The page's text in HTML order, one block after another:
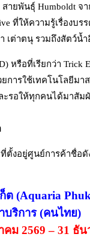
ายพันธุ์ Humboldt จา
ที่ให้ความรู้เรื่องบ
เต่าตนุ รวมถึงสัตว์น้
อที่เรียกว่า Trick
การใช้เทคโนโลยีม
ะรอให้ทุกคนได้มาสัม
ตั้งอยู่ศูนย์การค้าชื่อ
ต (Aquaria
บริการ (คนไทย)
ม 2569 – 31 ธัน